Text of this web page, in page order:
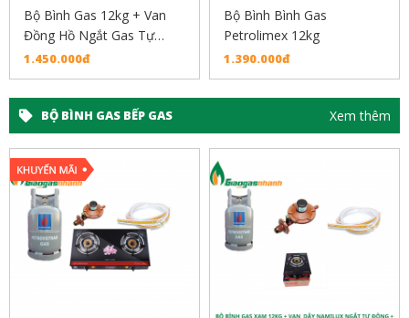
Bộ Bình Gas 12kg + Van
Đồng Hồ Ngắt Gas Tự
Động+ Dây Dẫn Inox
1.450.000đ
Bộ Bình Bình Gas
Petrolimex 12kg
1.390.000đ
BỘ BÌNH GAS BẾP GAS Xem thêm